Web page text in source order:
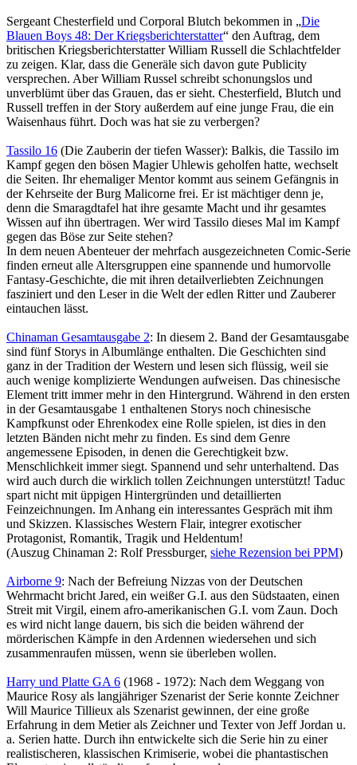
Sergeant Chesterfield und Corporal Blutch bekommen in „Die
Blauen Boys 48: Der Kriegsberichterstatter“ den Auftrag, dem
britischen Kriegsberichterstatter William Russell die Schlachtfelder
zu zeigen. Klar, dass die Generäle sich davon gute Publicity
versprechen. Aber William Russel schreibt schonungslos und
unverblümt über das Grauen, das er sieht. Chesterfield, Blutch und
Russell treffen in der Story außerdem auf eine junge Frau, die ein
Waisenhaus führt. Doch was hat sie zu verbergen?
Tassilo 16 (Die Zauberin der tiefen Wasser): Balkis, die Tassilo im
Kampf gegen den bösen Magier Uhlewis geholfen hatte, wechselt
die Seiten. Ihr ehemaliger Mentor kommt aus seinem Gefängnis in
der Kehrseite der Burg Malicorne frei. Er ist mächtiger denn je,
denn die Smaragdtafel hat ihre gesamte Macht und ihr gesamtes
Wissen auf ihn übertragen. Wer wird Tassilo dieses Mal im Kampf
gegen das Böse zur Seite stehen?
In dem neuen Abenteuer der mehrfach ausgezeichneten Comic-Serie
finden erneut alle Altersgruppen eine spannende und humorvolle
Fantasy-Geschichte, die mit ihren detailverliebten Zeichnungen
fasziniert und den Leser in die Welt der edlen Ritter und Zauberer
eintauchen lässt.
Chinaman Gesamtausgabe 2: In diesem 2. Band der Gesamtausgabe
sind fünf Storys in Albumlänge enthalten. Die Geschichten sind
ganz in der Tradition der Western und lesen sich flüssig, weil sie
auch wenige komplizierte Wendungen aufweisen. Das chinesische
Element tritt immer mehr in den Hintergrund. Während in den ersten
in der Gesamtausgabe 1 enthaltenen Storys noch chinesische
Kampfkunst oder Ehrenkodex eine Rolle spielen, ist dies in den
letzten Bänden nicht mehr zu finden. Es sind dem Genre
angemessene Episoden, in denen die Gerechtigkeit bzw.
Menschlichkeit immer siegt. Spannend und sehr unterhaltend. Das
wird auch durch die wirklich tollen Zeichnungen unterstützt! Taduc
spart nicht mit üppigen Hintergründen und detaillierten
Feinzeichnungen. Im Anhang ein interessantes Gespräch mit ihm
und Skizzen. Klassisches Western Flair, integrer exotischer
Protagonist, Romantik, Tragik und Heldentum!
(Auszug Chinaman 2: Rolf Pressburger, siehe Rezension bei PPM)
Airborne 9: Nach der Befreiung Nizzas von der Deutschen
Wehrmacht bricht Jared, ein weißer G.I. aus den Südstaaten, einen
Streit mit Virgil, einem afro-amerikanischen G.I. vom Zaun. Doch
es wird nicht lange dauern, bis sich die beiden während der
mörderischen Kämpfe in den Ardennen wiedersehen und sich
zusammenraufen müssen, wenn sie überleben wollen.
Harry und Platte GA 6 (1968 - 1972): Nach dem Weggang von
Maurice Rosy als langjähriger Szenarist der Serie konnte Zeichner
Will Maurice Tillieux als Szenarist gewinnen, der eine große
Erfahrung in dem Metier als Zeichner und Texter von Jeff Jordan u.
a. Serien hatte. Durch ihn entwickelte sich die Serie hin zu einer
realistischeren, klassischen Krimiserie, wobei die phantastischen